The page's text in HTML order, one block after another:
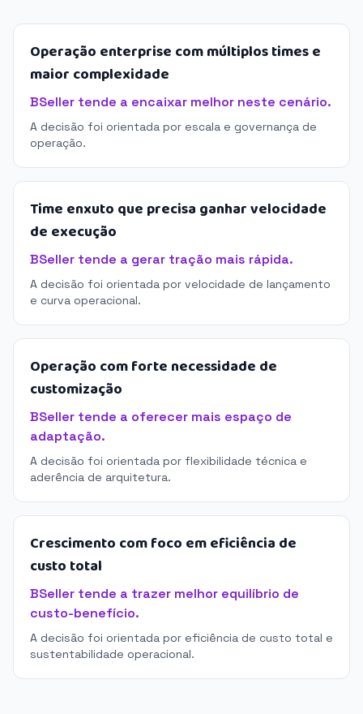
Operação enterprise com múltiplos times e
maior complexidade
BSeller tende a encaixar melhor neste cenário.
A decisão foi orientada por escala e governança de
operação.
Time enxuto que precisa ganhar velocidade
de execução
BSeller tende a gerar tração mais rápida.
A decisão foi orientada por velocidade de lançamento
e curva operacional.
Operação com forte necessidade de
customização
BSeller tende a oferecer mais espaço de
adaptação.
A decisão foi orientada por flexibilidade técnica e
aderência de arquitetura.
Crescimento com foco em eficiência de
custo total
BSeller tende a trazer melhor equilíbrio de
custo-benefício.
A decisão foi orientada por eficiência de custo total e
sustentabilidade operacional.